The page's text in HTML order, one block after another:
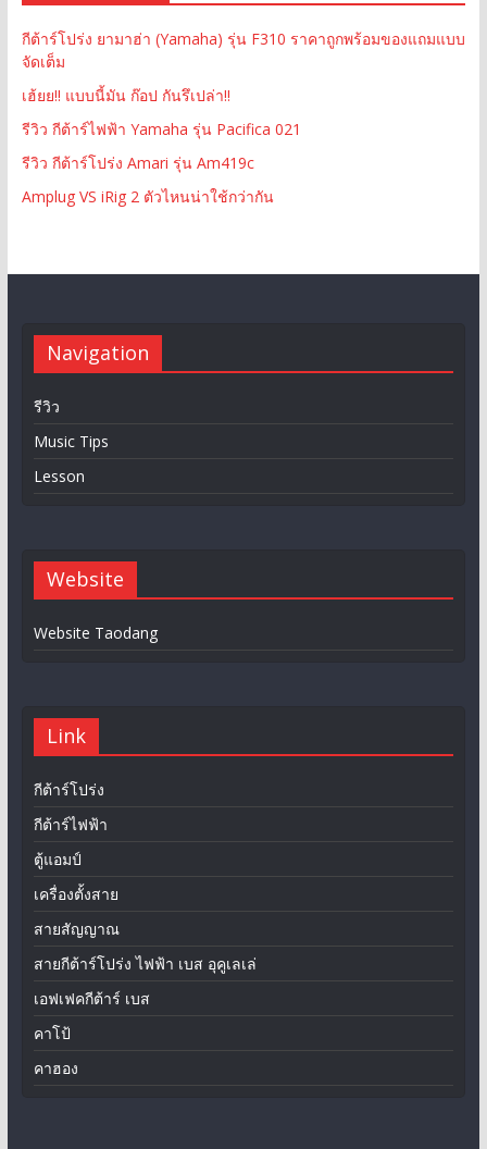
กีต้าร์โปร่ง ยามาฮ่า (Yamaha) รุ่น F310 ราคาถูกพร้อมของแถมแบบ
จัดเต็ม
เฮ้ยย!! แบบนี้มัน ก๊อป กันรึเปล่า!!
รีวิว กีต้าร์ไฟฟ้า Yamaha รุ่น Pacifica 021
รีวิว กีต้าร์โปร่ง Amari รุ่น Am419c
Amplug VS iRig 2 ตัวไหนน่าใช้กว่ากัน
Navigation
รีวิว
Music Tips
Lesson
Website
Website Taodang
Link
กีต้าร์โปร่ง
กีต้าร์ไฟฟ้า
ตู้แอมป์
เครื่องตั้งสาย
สายสัญญาณ
สายกีต้าร์โปร่ง ไฟฟ้า เบส อุคูเลเล่
เอฟเฟคกีต้าร์ เบส
คาโป้
คาฮอง